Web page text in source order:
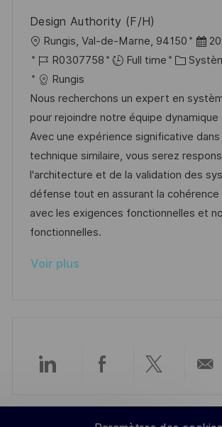
o
n
h
a
e
d
u
p
o
s
t
e
Design Authority (F/H)
o
c
a
l
i
s
a
t
i
o
Rungis, Val-de-Marne, 94150
D
a
e
d
a
f
f
R
é
f
é
r
e
n
c
e
d
p
R0307758 Full time
C
t
é
g
o
r
i
e
Rungis
Nous recherchons un expert en
pour rejoindre notre équipe dynamique
Avec une expérience significative dans
technique similaire, vous serez
l'architecture et de la validation des
défense tout en assurant la
avec les exigences fonctionnelles et
fonctionnelles.
Voir plus
Partager
via
Partager
via
Partager
via